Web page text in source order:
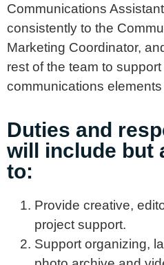
Communications
consistently to the
Marketing Coordinator,
rest of the team to
communications
Duties and
will include but
to:
Provide creative,
project support.
Support organizing,